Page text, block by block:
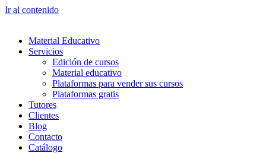
Ir al contenido
Material Educativo
Servicios
Edición de cursos
Material educativo
Plataformas para vender sus cursos
Plataformas gratis
Tutores
Clientes
Blog
Contacto
Catálogo